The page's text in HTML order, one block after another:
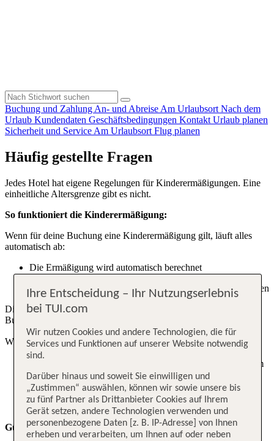
Buchung und Zahlung An- und Abreise Am Urlaubsort Nach dem
Urlaub Kundendaten Geschäftsbedingungen Kontakt Urlaub planen
Sicherheit und Service Am Urlaubsort Flug planen
Häufig gestellte Fragen
Jedes Hotel hat eigene Regelungen für Kinderermäßigungen. Eine
einheitliche Altersgrenze gibt es nicht.
So funktioniert die Kinderermäßigung:
Wenn für deine Buchung eine Kinderermäßigung gilt, läuft alles
automatisch ab:
Die Ermäßigung wird automatisch berechnet
Der ermäßigte Preis ist direkt in deinem Gesamtpreis enthalten
Die Kinderermäßigung wird nicht einzeln auf deiner
Buchungsbestätigung aufgeführt.
War dieser Beitrag hilfreich? ja nein
Babys unter zwei Jahren reisen sicher und geborgen auf dem
Schoß ihrer Eltern oder einer erwachsenen Begleitperson.
Ab dem Alter von zwei Jahren haben Kinder ihren eigenen
Sitzplatz an Bord.
Gut zu wissen:
Ihre Entscheidung – Ihr Nutzungserlebnis
bei TUI.com
Wir nutzen Cookies und andere Technologien, die für
Services und Funktionen auf unserer Website notwendig
sind.
Darüber hinaus und soweit Sie einwilligen und
„Zustimmen“ auswählen, können wir sowie unsere bis
zu fünf Partner als Drittanbieter Cookies auf Ihrem
Gerät setzen, andere Technologien verwenden und
personenbezogene Daten [z. B. IP-Adresse] von Ihnen
erheben und verarbeiten, um Ihnen auf oder neben